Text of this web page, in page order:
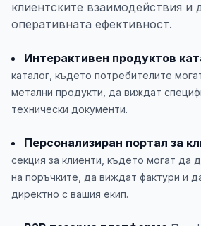
клиентските взаимодействия и
оперативната ефективност.
Интерактивен продуктов
каталог, където потребителите
метални продукти, да виждат
технически документи.
Персонализиран портал за
секция за клиенти, където могат да
на поръчките, да виждат фактури и
директно с вашия екип.